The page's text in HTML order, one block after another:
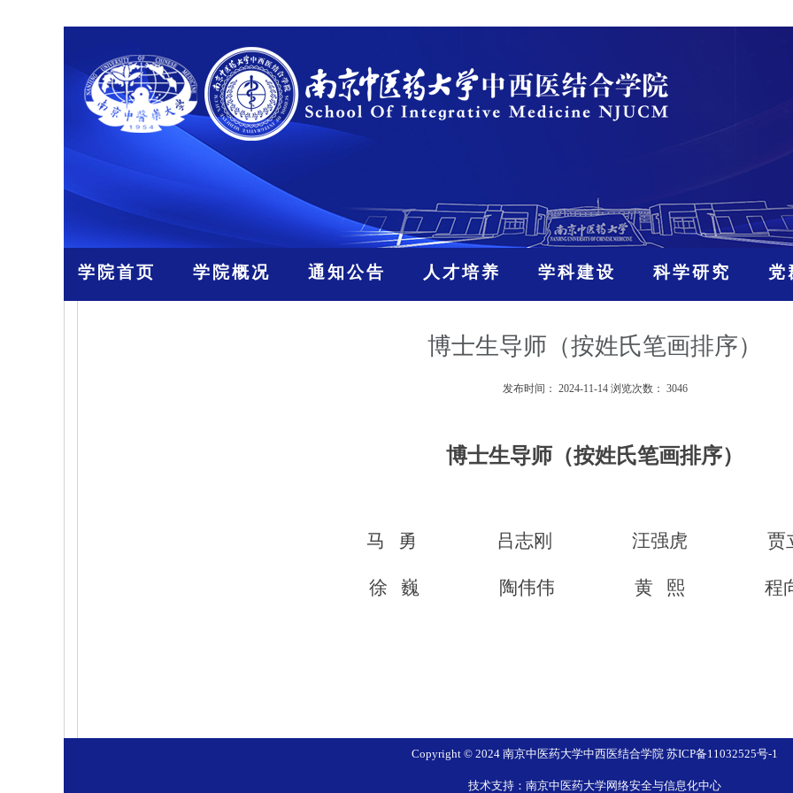
学院首页 学院概况 通知公告 人才培养 学科建设 科学研究 党
博士生导师（按姓氏笔画排序）
发布时间： 2024-11-14 浏览次数： 3046
博士生导师（按姓氏笔画排序）
马 勇 吕志刚 汪强虎 贾
徐 巍 陶伟伟 黄 熙 程
Copyright © 2024 南京中医药大学中西医结合学院 苏ICP备11032525号-1
技术支持：南京中医药大学网络安全与信息化中心